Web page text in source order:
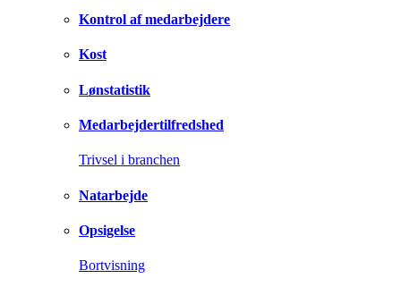
Kontrol af medarbejdere
Kost
Lønstatistik
Medarbejdertilfredshed
Trivsel i branchen
Natarbejde
Opsigelse
Bortvisning